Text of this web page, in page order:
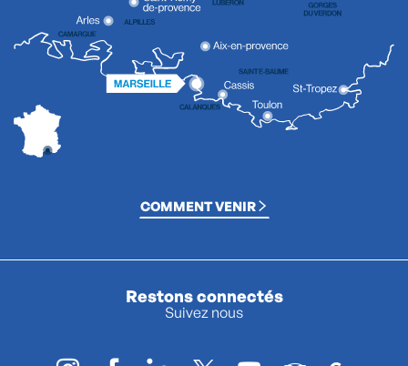
COMMENT VENIR
Restons connectés
Suivez nous